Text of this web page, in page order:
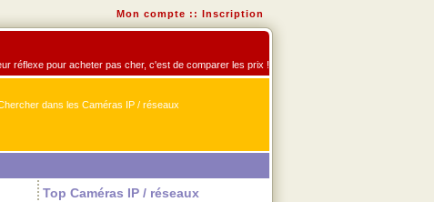
Mon compte :: Inscription
réflexe pour acheter pas cher, c'est de comparer les prix !
dans les Caméras IP / réseaux
Top Caméras IP / réseaux